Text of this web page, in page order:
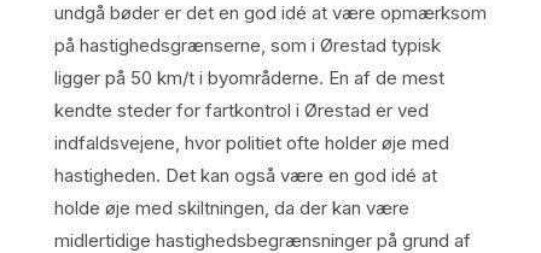
undgå bøder er det en god idé at være opmærksom
på hastighedsgrænserne, som i Ørestad typisk
ligger på 50 km/t i byområderne. En af de mest
kendte steder for fartkontrol i Ørestad er ved
indfaldsvejene, hvor politiet ofte holder øje med
hastigheden. Det kan også være en god idé at
holde øje med skiltningen, da der kan være
midlertidige hastighedsbegrænsninger på grund af